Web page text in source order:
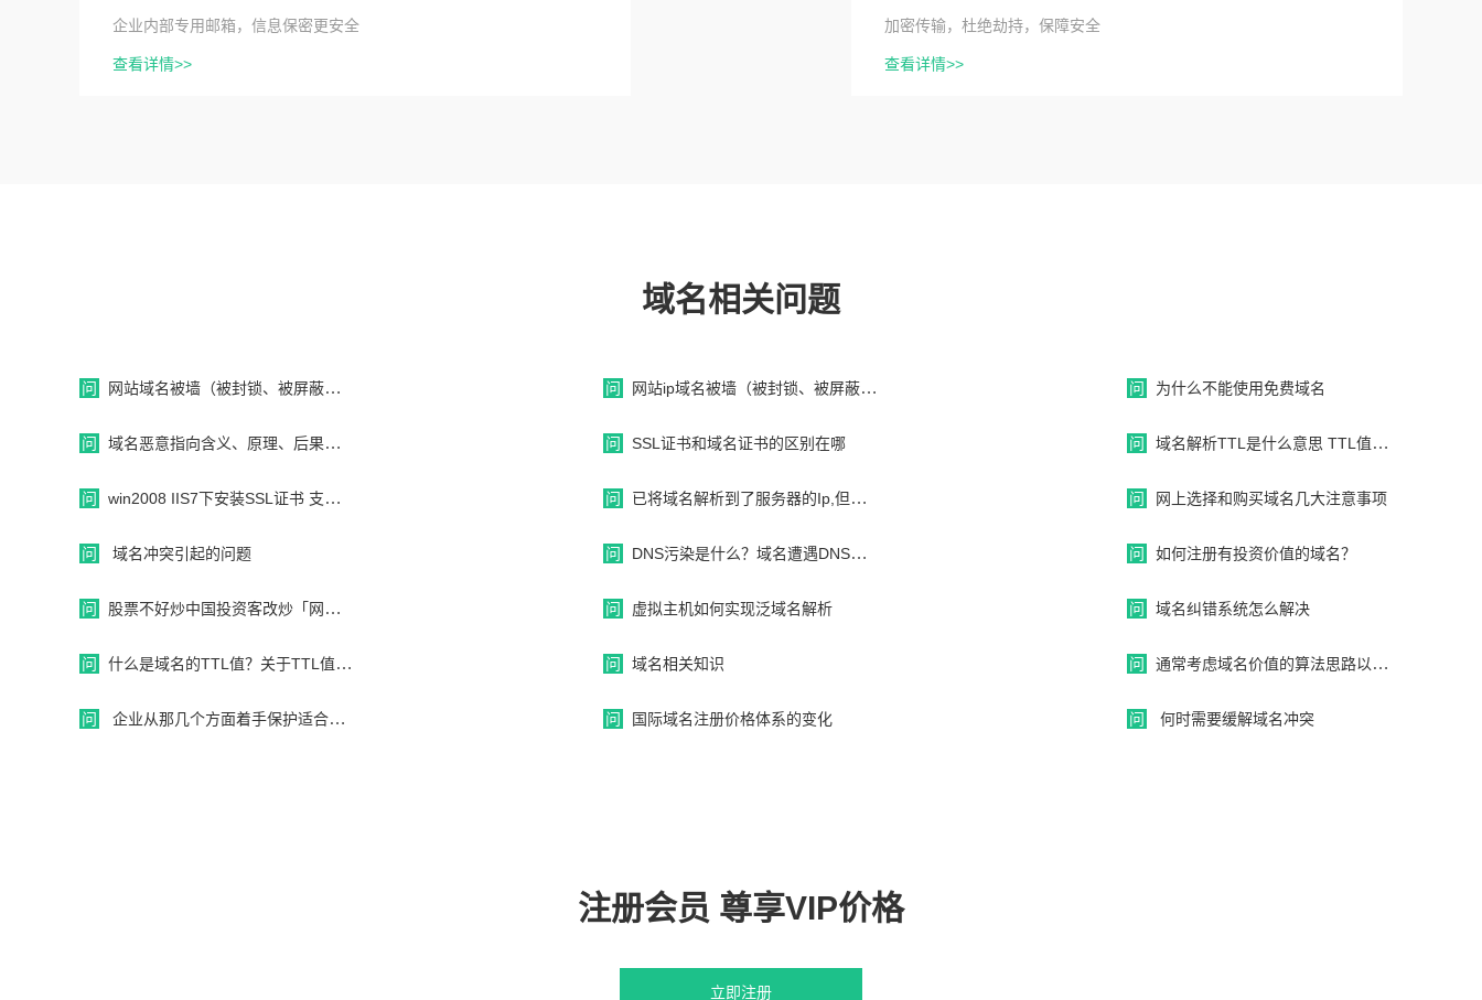
企业内部专用邮箱，信息保密更安全
查看详情>>
加密传输，杜绝劫持，保障安全
查看详情>>
域名相关问题
问 网站域名被墙（被封锁、被屏蔽、被和谐）完美被墙解决方法 问 网站ip域名被墙（被封锁、被屏蔽、被和谐）和dns污染的解决办法 问 为什么不能使用免费域名
问 域名恶意指向含义、原理、后果、测试、办法详解 问 SSL证书和域名证书的区别在哪 问 域名解析TTL是什么意思 TTL值设置为多少合适？
问 win2008 IIS7下安装SSL证书 支持多域名绑定443端口的方法 问 已将域名解析到了服务器的Ip,但是仍然无法访问网站? 问 网上选择和购买域名几大注意事项
问 域名冲突引起的问题 问 DNS污染是什么？域名遭遇DNS污染怎么解决 问 如何注册有投资价值的域名？
问 股票不好炒中国投资客改炒「网域名称」 问 虚拟主机如何实现泛域名解析 问 域名纠错系统怎么解决
问 什么是域名的TTL值？关于TTL值设置的应用 问 域名相关知识 问 通常考虑域名价值的算法思路以及投资域名到底有多赚钱？
问 企业从那几个方面着手保护适合自己的域名？ 问 国际域名注册价格体系的变化 问 何时需要缓解域名冲突
注册会员 尊享VIP价格
立即注册